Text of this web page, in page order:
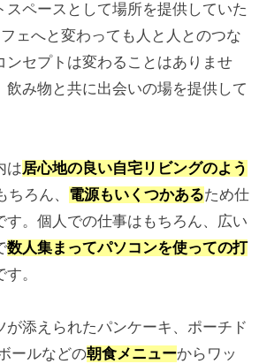
スペースとして場所を提供していた
ェへと変わっても人と人とのつな
ンセプトは変わることはありませ
飲み物と共に出会いの場を提供して
は居心地の良い自宅リビングのよう
ちろん、 電源もいくつかあるため仕
す。個人での仕事はもちろん、広い
数人集まってパソコンを使っての打
す。
が添えられたパンケーキ、ポーチド
ールなどの朝食メニューからワッ